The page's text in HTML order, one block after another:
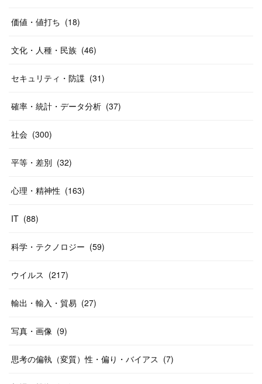
価値・値打ち (18)
文化・人種・民族 (46)
セキュリティ・防諜 (31)
確率・統計・データ分析 (37)
社会 (300)
平等・差別 (32)
心理・精神性 (163)
IT (88)
科学・テクノロジー (59)
ウイルス (217)
輸出・輸入・貿易 (27)
写真・画像 (9)
思考の偏執（変質）性・偏り・バイアス (7)